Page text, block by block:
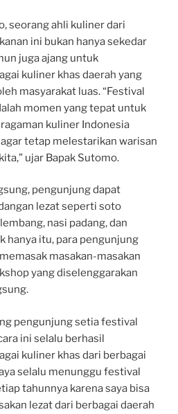
seorang ahli kuliner dari
ini bukan hanya sekedar
juga ajang untuk
kuliner khas daerah yang
masyarakat luas. “Festival
momen yang tepat untuk
kuliner Indonesia
tetap melestarikan warisan
ujar Bapak Sutomo.
pengunjung dapat
lezat seperti soto
nasi padang, dan
hanya itu, para pengunjung
masakan-masakan
yang diselenggarakan
pengunjung setia festival
ini selalu berhasil
kuliner khas dari berbagai
selalu menunggu festival
tahunnya karena saya bisa
lezat dari berbagai daerah